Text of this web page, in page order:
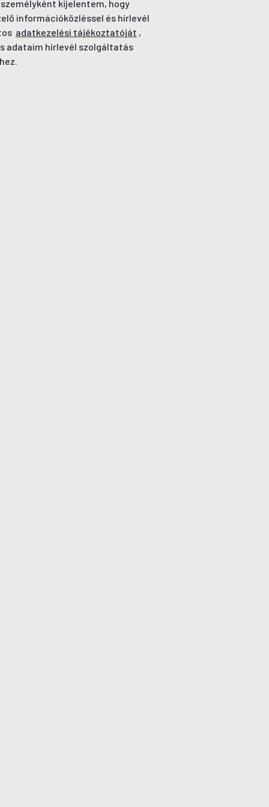
kijelentem, hogy
információközléssel és hírlevél
adatkezelési tájékoztatóját ,
adataim hírlevél szolgáltatás